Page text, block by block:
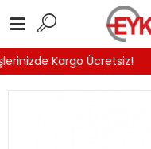
Kargo Ücretsiz!